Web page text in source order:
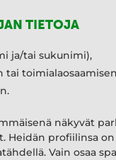
TIETOJA
ja/tai sukunimi),
tai toimialaosaamisen
näkyvät
Heidän profiilinsa
Vain osaa